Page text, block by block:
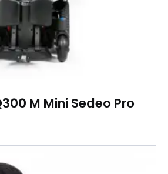
M Mini Sedeo Pro